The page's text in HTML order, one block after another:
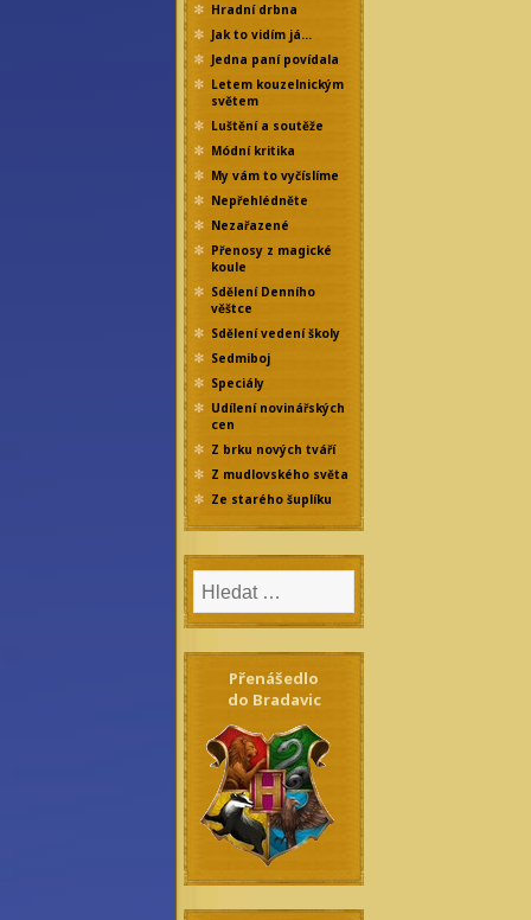
Hradní drbna
Jak to vidím já…
Jedna paní povídala
Letem kouzelnickým
světem
Luštění a soutěže
Módní kritika
My vám to vyčíslíme
Nepřehlédněte
Nezařazené
Přenosy z magické
koule
Sdělení Denního
věštce
Sdělení vedení školy
Sedmiboj
Speciály
Udílení novinářských
cen
Z brku nových tváří
Z mudlovského světa
Ze starého šuplíku
Přenášedlo
do Bradavic